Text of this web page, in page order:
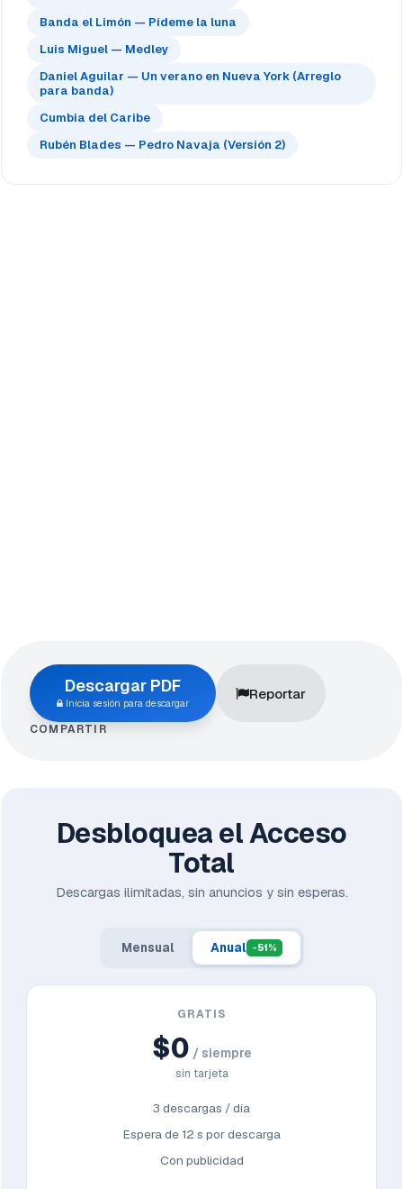
Banda el Limón — Pídeme la luna
Luis Miguel — Medley
Daniel Aguilar — Un verano en Nueva York (Arreglo
para banda)
Cumbia del Caribe
Rubén Blades — Pedro Navaja (Versión 2)
Descargar PDF
Inicia sesión para descargar
Reportar
COMPARTIR
Desbloquea el Acceso
Total
Descargas ilimitadas, sin anuncios y sin esperas.
Mensual Anual -51%
GRATIS
$0 / siempre
sin tarjeta
3 descargas / día
Espera de 12 s por descarga
Con publicidad